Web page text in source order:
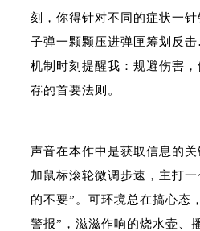
刻，你得针对不同的症状一
子弹一颗颗压进弹匣筹划反
机制时刻提醒我：规避伤害
存的首要法则。
声音在本作中是获取信息的
加鼠标滚轮微调步速，主打
的不要”。可环境总在搞心态
警报”，滋滋作响的烧水壶、
官方小红